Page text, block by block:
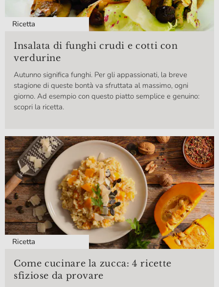
Ricetta
Insalata di funghi crudi e cotti con
verdurine
Autunno significa funghi. Per gli appassionati, la breve
stagione di queste bontà va sfruttata al massimo, ogni
giorno. Ad esempio con questo piatto semplice e genuino:
scopri la ricetta.
Ricetta
Come cucinare la zucca: 4 ricette
sfiziose da provare